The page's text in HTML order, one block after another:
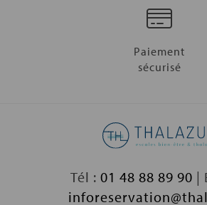
Paiement
sécurisé
Tél : 01 48 88 89 90 |